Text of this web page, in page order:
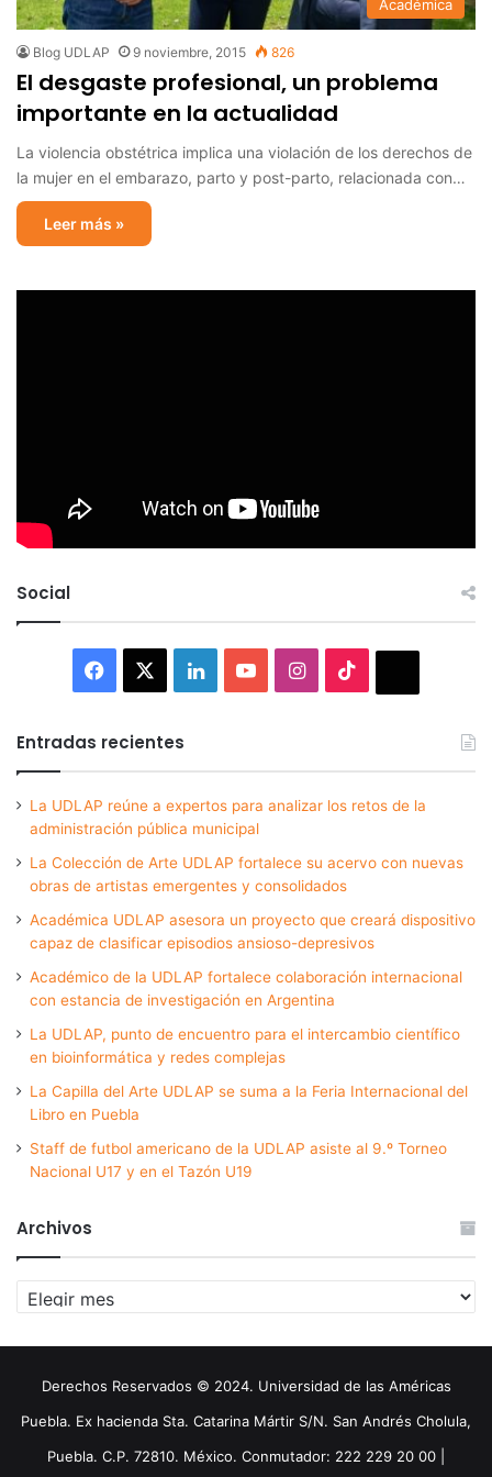
Académica
Blog UDLAP 9 noviembre, 2015 826
El desgaste profesional, un problema
importante en la actualidad
La violencia obstétrica implica una violación de los derechos de
la mujer en el embarazo, parto y post-parto, relacionada con…
Leer más »
Social
Facebook LinkedInYouTubeInstagram
Entradas recientes
La UDLAP reúne a expertos para analizar los retos de la
administración pública municipal
La Colección de Arte UDLAP fortalece su acervo con nuevas
obras de artistas emergentes y consolidados
Académica UDLAP asesora un proyecto que creará dispositivo
capaz de clasificar episodios ansioso-depresivos
Académico de la UDLAP fortalece colaboración internacional
con estancia de investigación en Argentina
La UDLAP, punto de encuentro para el intercambio científico
en bioinformática y redes complejas
La Capilla del Arte UDLAP se suma a la Feria Internacional del
Libro en Puebla
Staff de futbol americano de la UDLAP asiste al 9.º Torneo
Nacional U17 y en el Tazón U19
Archivos
Archivos
Derechos Reservados © 2024. Universidad de las Américas
Puebla. Ex hacienda Sta. Catarina Mártir S/N. San Andrés Cholula,
Puebla. C.P. 72810. México. Conmutador: 222 229 20 00 |